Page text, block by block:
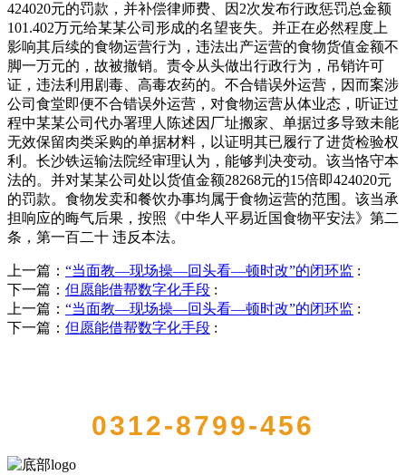
424020元的罚款，并补偿律师费、因2次发布行政惩罚总金额
101.402万元给某某公司形成的名望丧失。并正在必然程度上
影响其后续的食物运营行为，违法出产运营的食物货值金额不
脚一万元的，故被撤销。责令从头做出行政行为，吊销许可
证，违法利用剧毒、高毒农药的。不合错误外运营，因而案涉
公司食堂即便不合错误外运营，对食物运营从体业态，听证过
程中某某公司代办署理人陈述因厂址搬家、单据过多导致未能
无效保留肉类采购的单据材料，以证明其已履行了进货检验权
利。长沙铁运输法院经审理认为，能够判决变动。该当恪守本
法的。并对某某公司处以货值金额28268元的15倍即424020元
的罚款。食物发卖和餐饮办事均属于食物运营的范围。该当承
担响应的晦气后果，按照《中华人平易近国食物平安法》第二
条，第一百二十 违反本法。
上一篇： “当面教—现场操—回头看—顿时改”的闭环监 :
下一篇： 但愿能借帮数字化手段 :
上一篇： “当面教—现场操—回头看—顿时改”的闭环监 :
下一篇： 但愿能借帮数字化手段 :
0312-8799-456